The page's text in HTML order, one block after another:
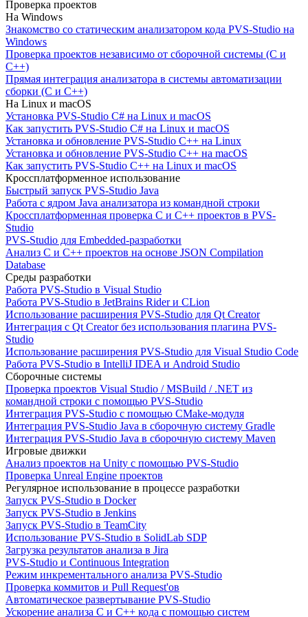
Проверка проектов
На Windows
Знакомство со статическим анализатором кода PVS-Studio на
Windows
Проверка проектов независимо от сборочной системы (C и
C++)
Прямая интеграция анализатора в системы автоматизации
сборки (C и C++)
На Linux и macOS
Установка PVS-Studio C# на Linux и macOS
Как запустить PVS-Studio C# на Linux и macOS
Установка и обновление PVS-Studio C++ на Linux
Установка и обновление PVS-Studio C++ на macOS
Как запустить PVS-Studio C++ на Linux и macOS
Кроссплатформенное использование
Быстрый запуск PVS-Studio Java
Работа с ядром Java анализатора из командной строки
Кроссплатформенная проверка C и C++ проектов в PVS-
Studio
PVS-Studio для Embedded-разработки
Анализ C и C++ проектов на основе JSON Compilation
Database
Среды разработки
Работа PVS-Studio в Visual Studio
Работа PVS-Studio в JetBrains Rider и CLion
Использование расширения PVS-Studio для Qt Creator
Интеграция с Qt Creator без использования плагина PVS-
Studio
Использование расширения PVS-Studio для Visual Studio Code
Работа PVS-Studio в IntelliJ IDEA и Android Studio
Сборочные системы
Проверка проектов Visual Studio / MSBuild / .NET из
командной строки с помощью PVS-Studio
Интеграция PVS-Studio с помощью CMake-модуля
Интеграция PVS-Studio Java в сборочную систему Gradle
Интеграция PVS-Studio Java в сборочную систему Maven
Игровые движки
Анализ проектов на Unity с помощью PVS-Studio
Проверка Unreal Engine проектов
Регулярное использование в процессе разработки
Запуск PVS-Studio в Docker
Запуск PVS-Studio в Jenkins
Запуск PVS-Studio в TeamCity
Использование PVS-Studio в SolidLab SDP
Загрузка результатов анализа в Jira
PVS-Studio и Continuous Integration
Режим инкрементального анализа PVS-Studio
Проверка коммитов и Pull Request'ов
Автоматическое развертывание PVS-Studio
Ускорение анализа C и C++ кода с помощью систем